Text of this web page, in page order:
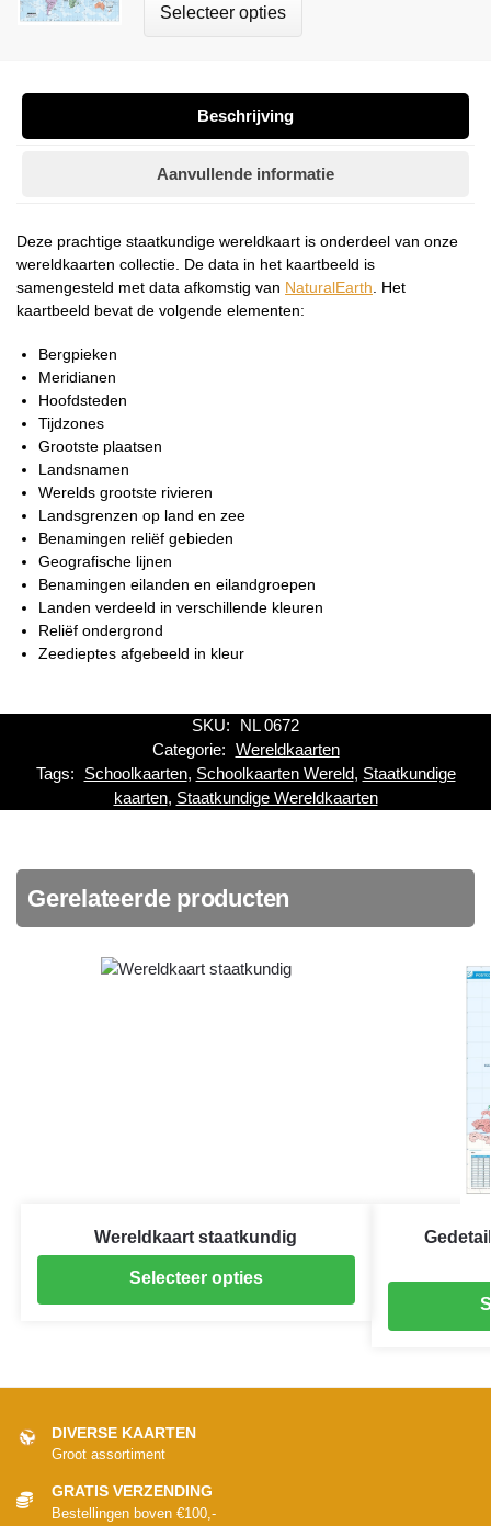
Selecteer opties
Beschrijving
Aanvullende informatie
Deze prachtige staatkundige wereldkaart is onderdeel van onze
wereldkaarten collectie. De data in het kaartbeeld is
samengesteld met data afkomstig van NaturalEarth . Het
kaartbeeld bevat de volgende elementen:
Bergpieken
Meridianen
Hoofdsteden
Tijdzones
Grootste plaatsen
Landsnamen
Werelds grootste rivieren
Landsgrenzen op land en zee
Benamingen reliëf gebieden
Geografische lijnen
Benamingen eilanden en eilandgroepen
Landen verdeeld in verschillende kleuren
Reliëf ondergrond
Zeedieptes afgebeeld in kleur
SKU:
NL 0672
Categorie: Wereldkaarten
Tags:
Schoolkaarten, Schoolkaarten Wereld, Staatkundige
kaarten, Staatkundige Wereldkaarten
Gerelateerde producten
Wereldkaart staatkundig
Selecteer opties
DIVERSE KAARTEN
Groot assortiment
GRATIS VERZENDING
Bestellingen boven €100,-